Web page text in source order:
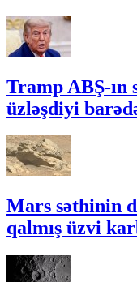
Tramp ABŞ-ın
üzləşdiyi
Mars səthinin
qalmış üzvi